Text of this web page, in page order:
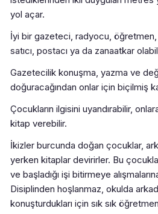
yol açar.
İyi bir gazeteci, radyocu,
satıcı, postacı ya da zanaatkar
Gazetecilik konuşma, yazma ve
doğuracağından onlar için biçilmiş
Çocukların ilgisini uyandırabilir,
kitap verebilir.
İkizler burcunda doğan çocuklar,
yerken kitaplar devirirler. Bu
ve başladığı işi bitirmeye
Disiplinden hoşlanmaz, okulda
konuşturdukları için sık sık